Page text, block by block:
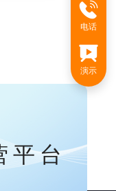
平台
电话
演示